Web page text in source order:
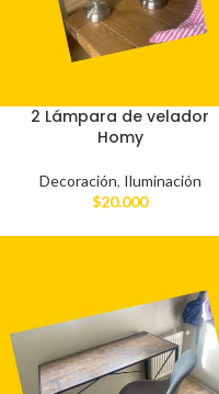
2 Lámpara de velador
Homy
Decoración, Iluminación
$20.000